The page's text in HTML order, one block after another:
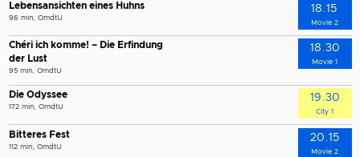
Lebensansichten eines Huhns
96 min, OmdtU
18.15
Movie 2
Chéri ich komme! – Die Erfindung
der Lust
95 min, OmdtU
18.30
Movie 1
Die Odyssee
172 min, OmdtU
19.30
City 1
Bitteres Fest
112 min, OmdtU
20.15
Movie 2